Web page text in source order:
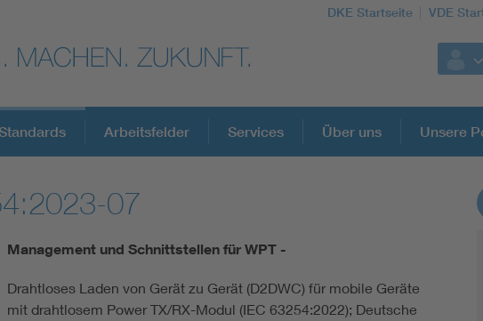
DKE Startseite VDE
DKE Fachinformationen im Kontext der
Circular Economy für mehr Ressourceneffizienz
Arbeitsfelder Services Über uns Unsere
07
Management und Schnittstellen für WPT -
Drahtloses Laden von Gerät zu Gerät (D2DWC) für mobile Geräte
mit drahtlosem Power TX/RX-Modul (IEC 63254:2022); Deutsche